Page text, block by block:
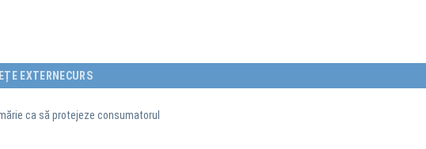
EXTERNECURS
ca să protejeze consumatorul